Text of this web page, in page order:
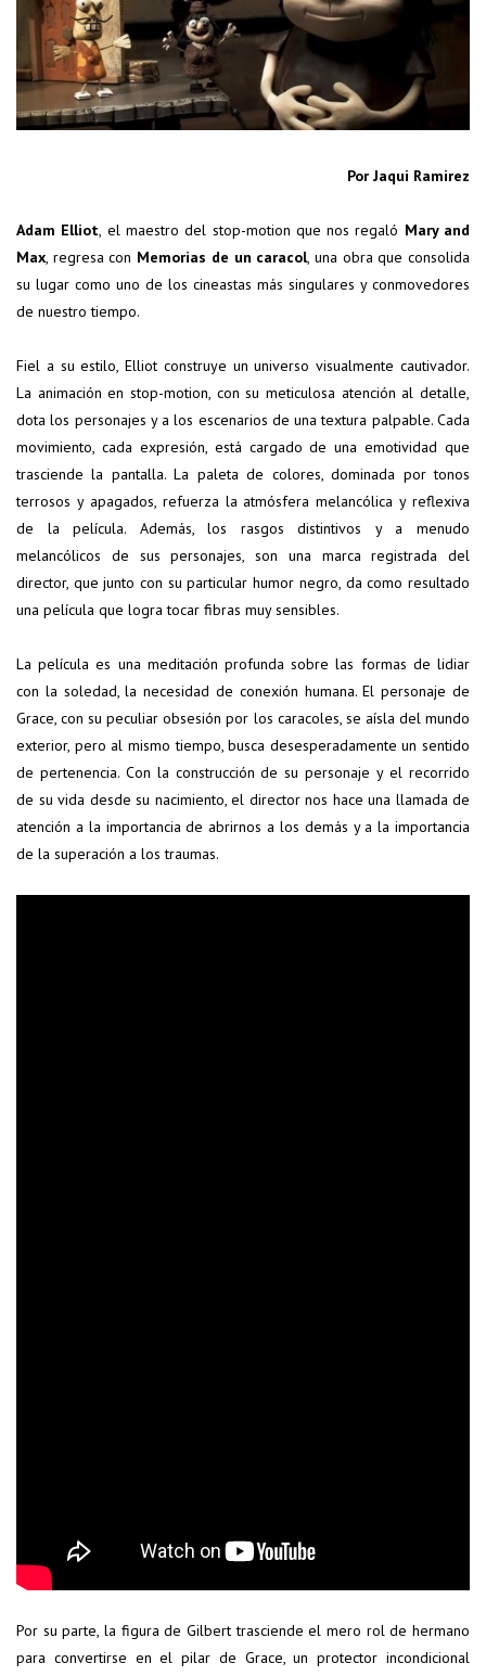
Por Jaqui Ramirez
Adam Elliot, el maestro del stop-motion que nos regaló Mary and
Max, regresa con Memorias de un caracol, una obra que consolida
su lugar como uno de los cineastas más singulares y conmovedores
de nuestro tiempo.
Fiel a su estilo, Elliot construye un universo visualmente cautivador.
La animación en stop-motion, con su meticulosa atención al detalle,
dota los personajes y a los escenarios de una textura palpable. Cada
movimiento, cada expresión, está cargado de una emotividad que
trasciende la pantalla. La paleta de colores, dominada por tonos
terrosos y apagados, refuerza la atmósfera melancólica y reflexiva
de la película. Además, los rasgos distintivos y a menudo
melancólicos de sus personajes, son una marca registrada del
director, que junto con su particular humor negro, da como resultado
una película que logra tocar fibras muy sensibles.
La película es una meditación profunda sobre las formas de lidiar
con la soledad, la necesidad de conexión humana. El personaje de
Grace, con su peculiar obsesión por los caracoles, se aísla del mundo
exterior, pero al mismo tiempo, busca desesperadamente un sentido
de pertenencia. Con la construcción de su personaje y el recorrido
de su vida desde su nacimiento, el director nos hace una llamada de
atención a la importancia de abrirnos a los demás y a la importancia
de la superación a los traumas.
Por su parte, la figura de Gilbert trasciende el mero rol de hermano
para convertirse en el pilar de Grace, un protector incondicional